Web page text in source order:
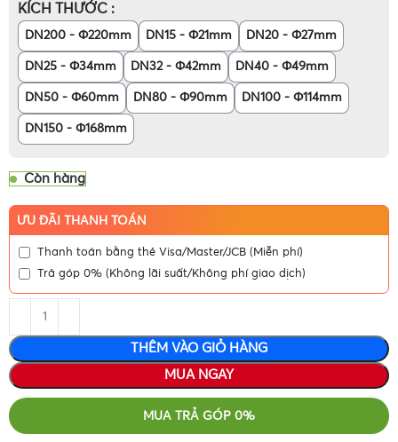
KÍCH THƯỚC
DN200 - Φ220mm DN15 - Φ21mm DN20 - Φ27mm
DN25 - Φ34mm DN32 - Φ42mm DN40 - Φ49mm
DN50 - Φ60mm DN80 - Φ90mm DN100 - Φ114mm
DN150 - Φ168mm
Còn hàng
ƯU ĐÃI THANH TOÁN
Thanh toán bằng thẻ Visa/Master/JCB (Miễn phí)
Trả góp 0% (Không lãi suất/Không phí giao dịch)
THÊM VÀO GIỎ HÀNG
MUA NGAY
MUA TRẢ GÓP 0%